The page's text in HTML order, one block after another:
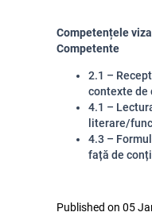
Competențele
Competente
2.1 –
contexte de
4.1 –
literare/
4.3 –
față de
Published on 05